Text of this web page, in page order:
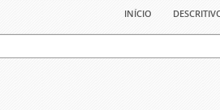
início